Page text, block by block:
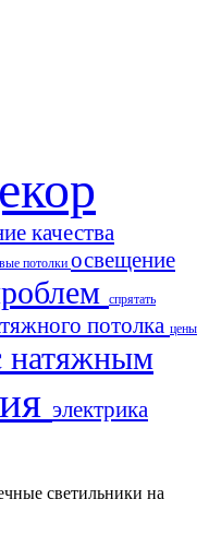
качества
потолки освещение
спрятать
потолка цены
натяжным
электрика
светильники на